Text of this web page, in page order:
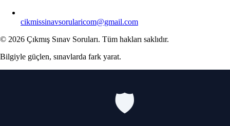
cikmissinavsorularicom@gmail.com
© 2026 Çıkmış Sınav Soruları. Tüm hakları saklıdır.
Bilgiyle güçlen, sınavlarda fark yarat.
🛡️